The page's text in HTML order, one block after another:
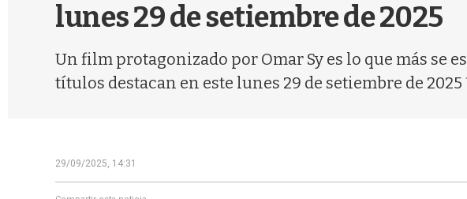
lunes 29 de setiembre de 2025
Un film protagonizado por Omar Sy es lo que más se
títulos destacan en este lunes 29 de setiembre de 2025
29/09/2025, 14:31